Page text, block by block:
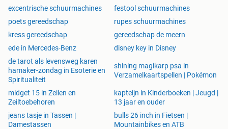
excentrische schuurmachines
festool schuurmachines
poets gereedschap
rupes schuurmachines
kress gereedschap
gereedschap de meern
ede in Mercedes-Benz
disney key in Disney
de tarot als levensweg karen
hamaker-zondag in Esoterie en
Spiritualiteit
shining magikarp psa in
Verzamelkaartspellen | Pokémon
midget 15 in Zeilen en
Zeiltoebehoren
kapteijn in Kinderboeken | Jeugd |
13 jaar en ouder
jeans tasje in Tassen |
Damestassen
bulls 26 inch in Fietsen |
Mountainbikes en ATB